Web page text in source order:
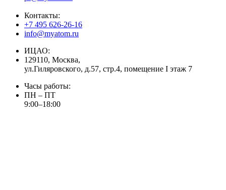
Контакты:
+7 495 626-26-16
info@myatom.ru
ИЦАО:
129110, Москва,
ул.Гиляровского, д.57, стр.4, помещение I этаж 7
Часы работы:
ПН – ПТ
9:00–18:00